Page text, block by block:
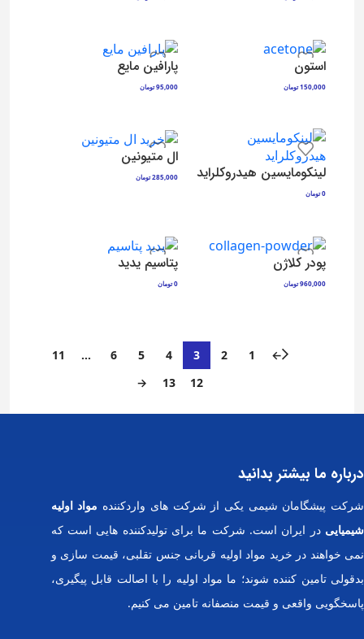
استون
150,000تومان
پارافین مایع
95,000تومان
لینکومایسین هیدروکلراید
0تومان
ال متیونین
285,000تومان
پودر کلاژن
960,000تومان
پتاسیم یدید
0تومان
←
1
2
3
4
5
6
…
11
12
13
→
درباره ما بیشتر بدانید
شرکت پیشگامان شیمی یکی از شرکت های واردکننده مواد اولیه
شیمیایی در ایران است. شرکت ما برای تولیدکننده هایی است که
نمی خواهند در خرید مواد اولیه قربانی جنس تقلبی، قیمت سازی و
بدقولی تامین کننده شوند؛ ما مواد اولیه را با اصالت قابل پیگیری،
پاسخگویی واقعی و قیمت منصفانه تامین می کنیم.